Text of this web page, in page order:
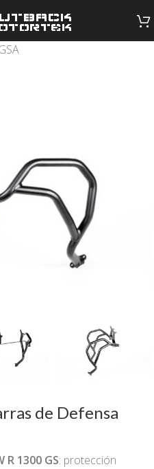
de Defensa
R 1300 GS: protección